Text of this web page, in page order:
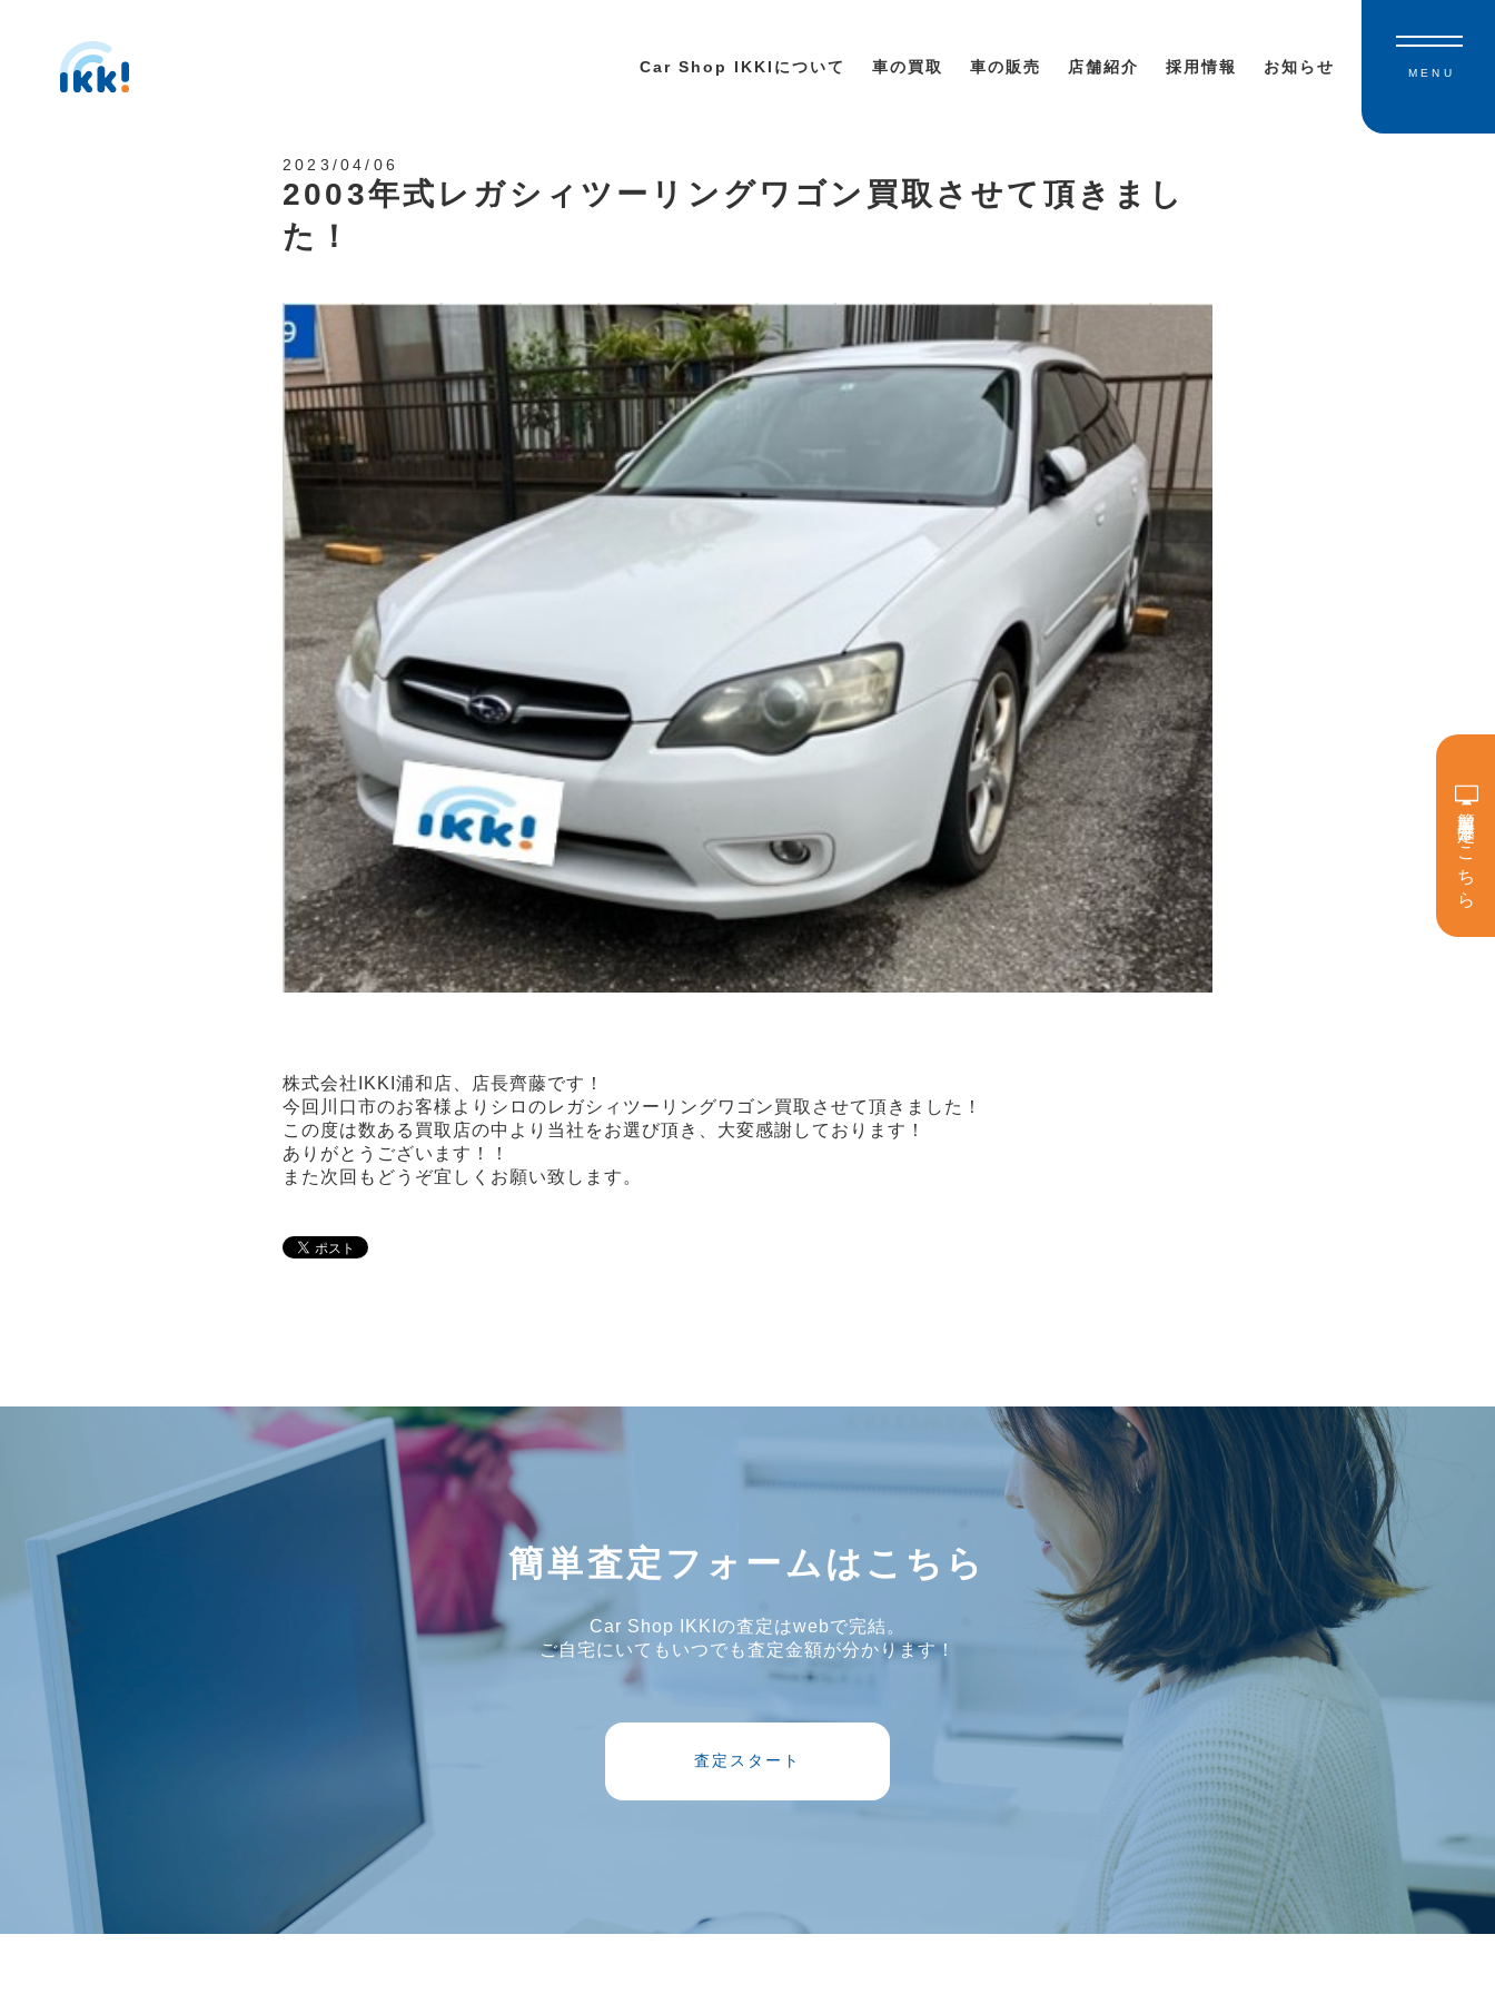
Car Shop IKKIについて 車の買取 車の販売 店舗紹介 採用情報 お知らせ MENU
簡単買取査定はこちら
2023/04/06
2003年式レガシィツーリングワゴン買取させて頂きまし
た！
株式会社IKKI浦和店、店長齊藤です！
今回川口市のお客様よりシロのレガシィツーリングワゴン買取させて頂きました！
この度は数ある買取店の中より当社をお選び頂き、大変感謝しております！
ありがとうございます！！
また次回もどうぞ宜しくお願い致します。
簡単査定フォームはこちら
Car Shop IKKIの査定はwebで完結。
ご自宅にいてもいつでも査定金額が分かります！
査定スタート